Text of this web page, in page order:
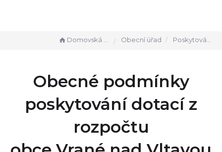
Domovská stránka Obecní úřad Poskytování finančních příspěvků
Obecné podmínky
poskytování dotací z
rozpočtu